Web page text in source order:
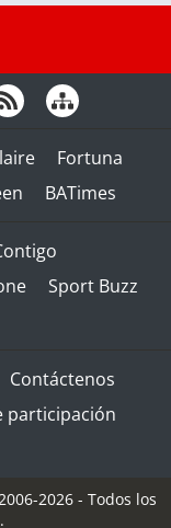
Fortuna
BATimes
Sport Buzz
Contáctenos
participación
2026 - Todos los